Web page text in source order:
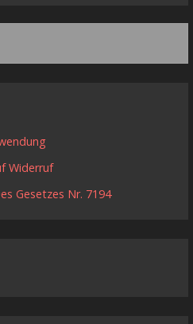
Widerruf
Gesetzes Nr. 7194